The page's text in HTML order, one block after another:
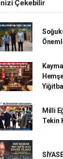
Çekebilir
Milli
Tekin